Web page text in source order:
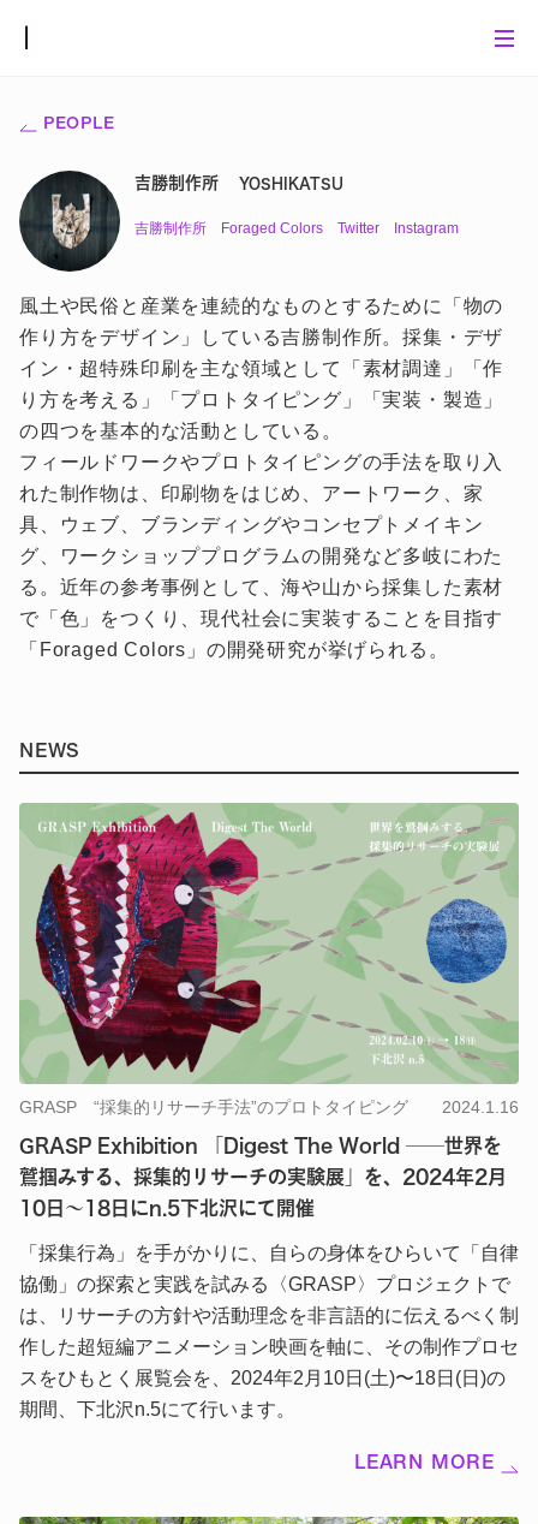
PEOPLE
吉勝制作所 YOSHIKATSU
吉勝制作所 Foraged Colors Twitter Instagram
風土や民俗と産業を連続的なものとするために「物の
作り方をデザイン」している吉勝制作所。採集・デザ
イン・超特殊印刷を主な領域として「素材調達」「作
り方を考える」「プロトタイピング」「実装・製造」
の四つを基本的な活動としている。
フィールドワークやプロトタイピングの手法を取り入
れた制作物は、印刷物をはじめ、アートワーク、家
具、ウェブ、ブランディングやコンセプトメイキン
グ、ワークショッププログラムの開発など多岐にわた
る。近年の参考事例として、海や山から採集した素材
で「色」をつくり、現代社会に実装することを目指す
「Foraged Colors」の開発研究が挙げられる。
NEWS
GRASP “採集的リサーチ手法”のプロトタイピング 2024.1.16
GRASP Exhibition 「Digest The World ──世界を
鷲掴みする、採集的リサーチの実験展」を、2024年2月
10日〜18日にn.5下北沢にて開催
「採集行為」を手がかりに、自らの身体をひらいて「自律
協働」の探索と実践を試みる〈GRASP〉プロジェクトで
は、リサーチの方針や活動理念を非言語的に伝えるべく制
作した超短編アニメーション映画を軸に、その制作プロセ
スをひもとく展覧会を、2024年2月10日(土)〜18日(日)の
期間、下北沢n.5にて行います。
LEARN MORE